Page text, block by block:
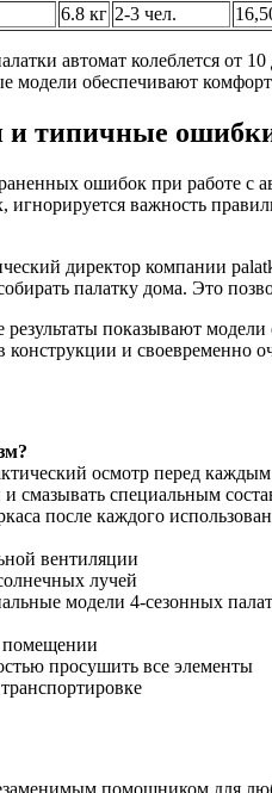
6.8 кг 2-3 чел.
автомат колеблется от
модели обеспечивают
и типичные
ошибок при работе
важность
директор компании
палатку дома. Это
результаты показывают
конструкции и своевременно
осмотр перед
смазывать специальным
после каждого
вентиляции
лучей
модели 4-сезонных
помещении
просушить все элементы
помощником для